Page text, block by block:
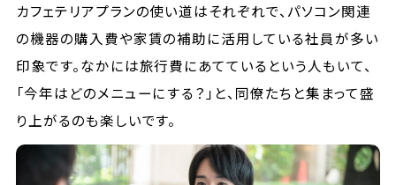
カフェテリアプランの使い道はそれぞれで、パソコン関連
の機器の購入費や家賃の補助に活用している社員が多い
印象です。なかには旅行費にあてているという人もいて、
「今年はどのメニューにする？」と、同僚たちと集まって盛
り上がるのも楽しいです。